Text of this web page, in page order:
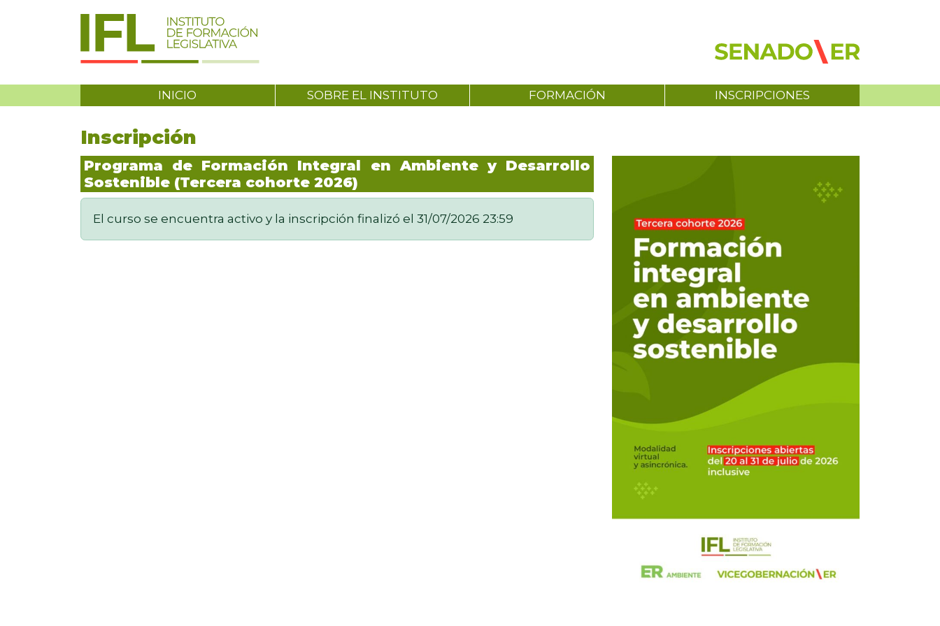
INICIO SOBRE EL INSTITUTO FORMACIÓN INSCRIPCIONES
Inscripción
Programa de Formación Integral en Ambiente y Desarrollo
Sostenible (Tercera cohorte 2026)
El curso se encuentra activo y la inscripción finalizó el 31/07/2026 23:59